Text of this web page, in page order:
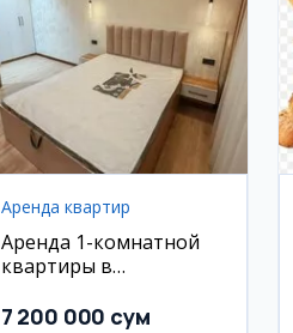
Аренда квартир
Аренда 1-комнатной
квартиры в
7 200 000 сум